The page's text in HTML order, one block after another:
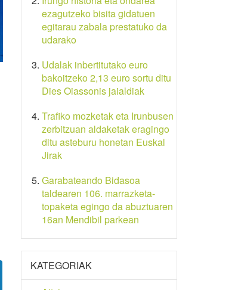
ezagutzeko bisita gidatuen
egitarau zabala prestatuko da
udarako
Udalak inbertitutako euro
bakoitzeko 2,13 euro sortu ditu
Dies Oiassonis jaialdiak
Trafiko mozketak eta Irunbusen
zerbitzuan aldaketak eragingo
ditu asteburu honetan Euskal
Jirak
Garabateando Bidasoa
taldearen 106. marrazketa-
topaketa egingo da abuztuaren
16an Mendibil parkean
KATEGORIAK